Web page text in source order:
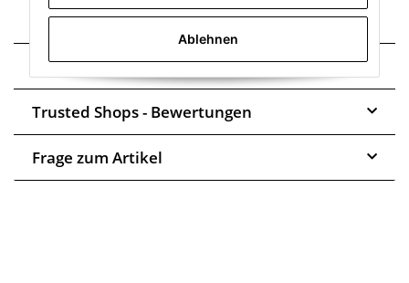
Technische Daten
Montage
Trusted Shops - Bewertungen
Frage zum Artikel
Ablehnen